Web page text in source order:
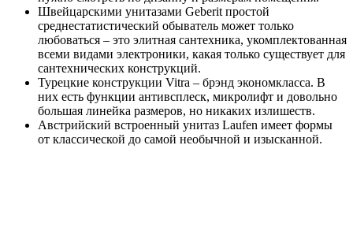
Швейцарскими унитазами Geberit простой
среднестатистический обыватель может только
любоваться – это элитная сантехника, укомплектованная
всеми видами электроники, какая только существует для
сантехнических конструкций.
Турецкие конструкции Vitra – брэнд экономкласса. В
них есть функции антивсплеск, микролифт и довольно
большая линейка размеров, но никаких излишеств.
Австрийский встроенный унитаз Laufen имеет формы
от классической до самой необычной и изысканной.